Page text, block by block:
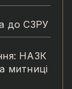
до СЗРУ
НАЗК
митниці